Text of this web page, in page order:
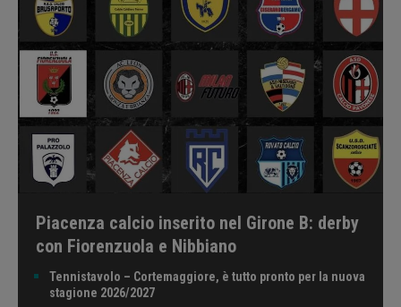
Piacenza calcio inserito nel Girone B: derby
con Fiorenzuola e Nibbiano
Tennistavolo – Cortemaggiore, è tutto pronto per la nuova
stagione 2026/2027